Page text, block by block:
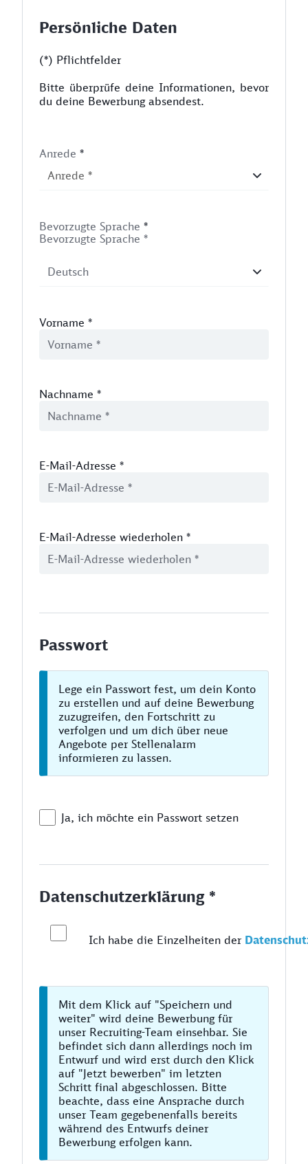
Persönliche Daten
(*) Pflichtfelder
Bitte überprüfe deine Informationen, bevor
du deine Bewerbung absendest.
Anrede *
Bevorzugte Sprache *
Bevorzugte Sprache *
Vorname *
Nachname *
E-Mail-Adresse *
E-Mail-Adresse wiederholen *
Passwort
Lege ein Passwort fest, um dein Konto
zu erstellen und auf deine Bewerbung
zuzugreifen, den Fortschritt zu
verfolgen und um dich über neue
Angebote per Stellenalarm
informieren zu lassen.
Ja, ich möchte ein Passwort setzen
Datenschutzerklärung *
Ich habe die Einzelheiten der
Mit dem Klick auf "Speichern und
weiter" wird deine Bewerbung für
unser Recruiting-Team einsehbar. Sie
befindet sich dann allerdings noch im
Entwurf und wird erst durch den Klick
auf "Jetzt bewerben" im letzten
Schritt final abgeschlossen. Bitte
beachte, dass eine Ansprache durch
unser Team gegebenenfalls bereits
während des Entwurfs deiner
Bewerbung erfolgen kann.